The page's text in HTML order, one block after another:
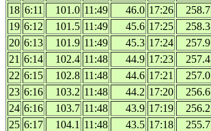
18 6:11 101.0 11:49 46.0 17:26
258.7
19 6:12 101.5 11:49 45.6 17:25
258.3
20 6:13 101.9 11:49 45.3 17:24
257.9
21 6:14 102.4 11:48 44.9 17:23
257.4
22 6:15 102.8 11:48 44.6 17:21
257.0
23 6:16 103.2 11:48 44.2 17:20
256.6
24 6:16 103.7 11:48 43.9 17:19
256.2
25 6:17 104.1 11:48 43.5 17:18
255.7